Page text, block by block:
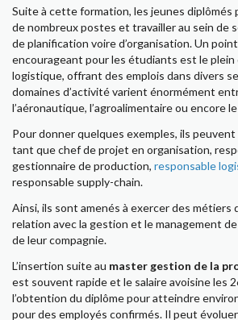
Suite à cette formation, les jeunes diplômés
de nombreux postes et travailler au sein de
de planification voire d’organisation. Un
encourageant pour les étudiants est le plein
logistique, offrant des emplois dans divers
domaines d’activité varient énormément
l’aéronautique, l’agroalimentaire ou encore
Pour donner quelques exemples, ils
tant que chef de projet en organisation,
gestionnaire de production, responsable
responsable supply-chain.
Ainsi, ils sont amenés à exercer des métiers
relation avec la gestion et le management
de leur compagnie.
L’insertion suite au master gestion de la
est souvent rapide et le salaire avoisine les
l’obtention du diplôme pour atteindre
pour des employés confirmés. Il peut